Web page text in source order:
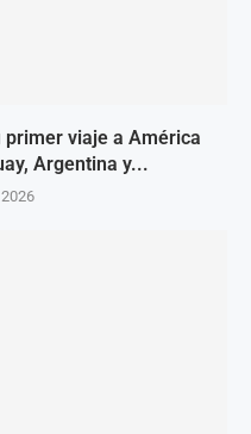
primer viaje a América
Argentina y...